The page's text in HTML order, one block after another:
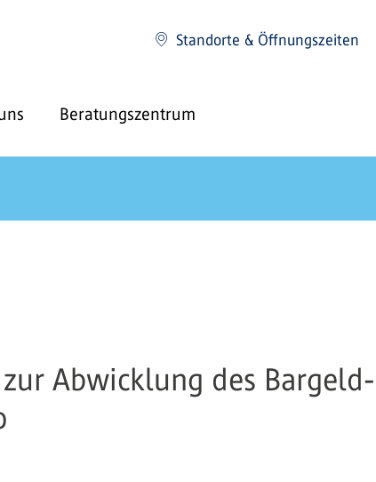
Standorte & Öffnungszeiten
Beratungszentrum
Abwicklung des